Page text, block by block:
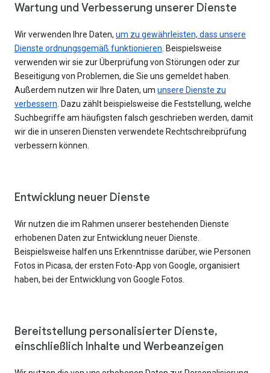
Wartung und Verbesserung unserer Dienste
Wir verwenden Ihre Daten, um zu gewährleisten, dass unsere
Dienste ordnungsgemäß funktionieren . Beispielsweise
verwenden wir sie zur Überprüfung von Störungen oder zur
Beseitigung von Problemen, die Sie uns gemeldet haben.
Außerdem nutzen wir Ihre Daten, um unsere Dienste zu
verbessern . Dazu zählt beispielsweise die Feststellung, welche
Suchbegriffe am häufigsten falsch geschrieben werden, damit
wir die in unseren Diensten verwendete Rechtschreibprüfung
verbessern können.
Entwicklung neuer Dienste
Wir nutzen die im Rahmen unserer bestehenden Dienste
erhobenen Daten zur Entwicklung neuer Dienste.
Beispielsweise halfen uns Erkenntnisse darüber, wie Personen
Fotos in Picasa, der ersten Foto-App von Google, organisiert
haben, bei der Entwicklung von Google Fotos.
Bereitstellung personalisierter Dienste,
einschließlich Inhalte und Werbeanzeigen